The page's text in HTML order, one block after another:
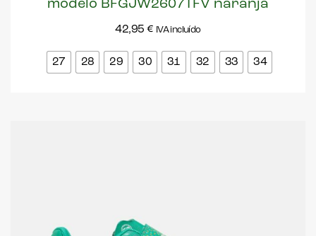
modelo BFGJW2607TFV naranja
42,95 € IVA incluído
27 28 29 30 31 32 33 34